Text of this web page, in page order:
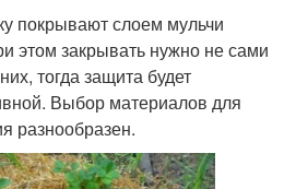
покрывают слоем мульчи
этом закрывать нужно не сами
тогда защита будет
Выбор материалов для
разнообразен.